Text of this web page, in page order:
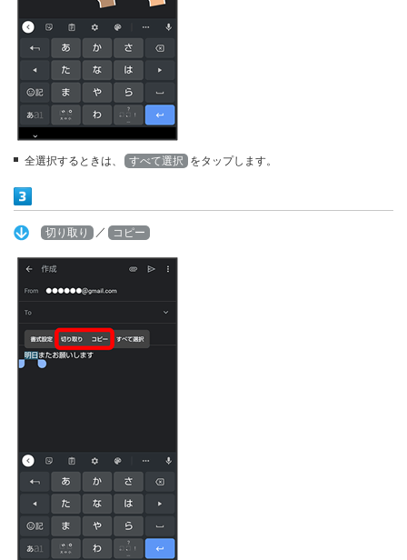
全選択するときは、 すべて選択 をタップします。
切り取り ／ コピー